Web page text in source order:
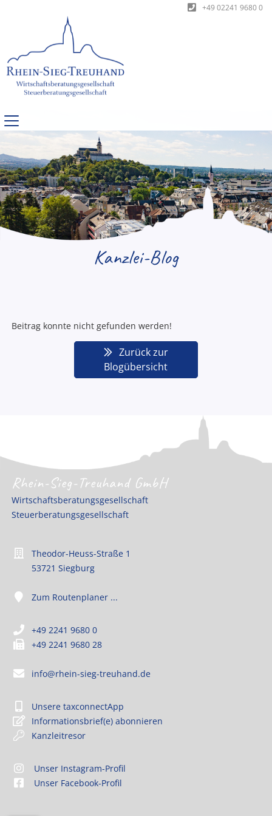
+49 02241 9680 0
Kanzlei-Blog
Beitrag konnte nicht gefunden werden!
Zurück zur
Blogübersicht
Rhein-Sieg-Treuhand GmbH
Wirtschaftsberatungsgesellschaft
Steuerberatungsgesellschaft
Theodor-Heuss-Straße 1
53721 Siegburg
Zum Routenplaner ...
+49 2241 9680 0
+49 2241 9680 28
info@rhein-sieg-treuhand.de
Unsere taxconnectApp
Informationsbrief(e) abonnieren
Kanzleitresor
Unser Instagram-Profil
Unser Facebook-Profil